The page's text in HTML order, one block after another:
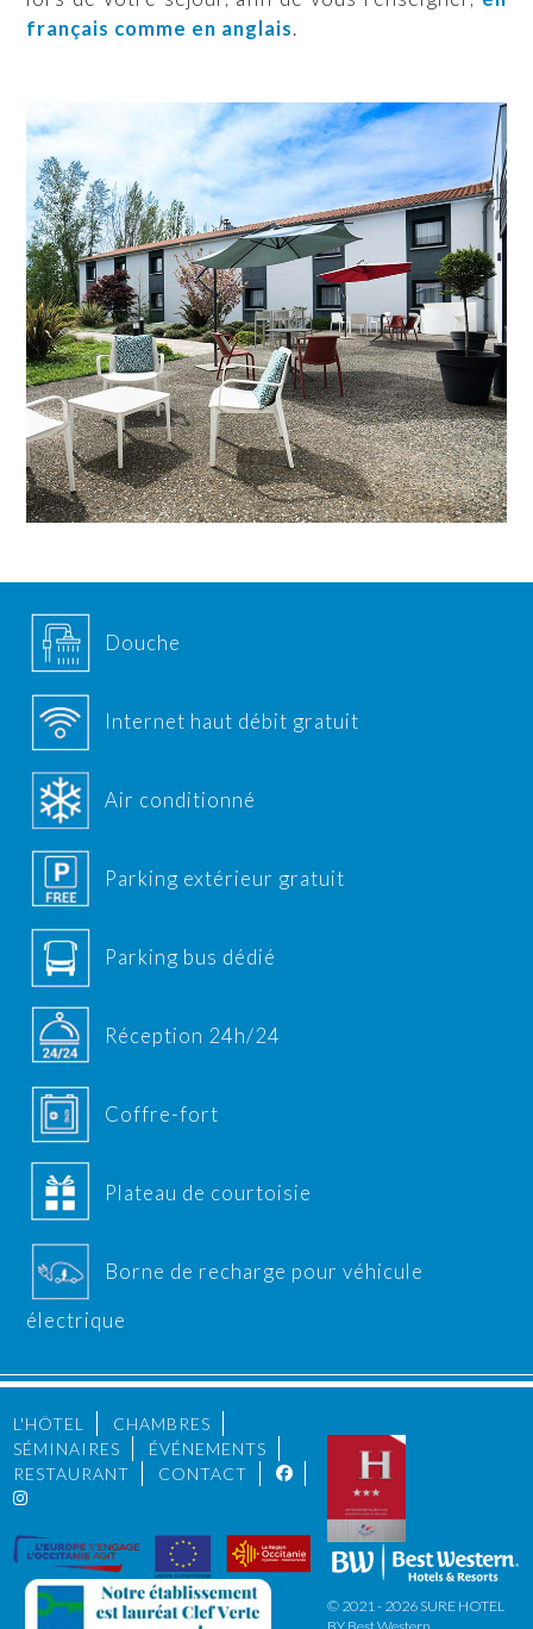
français comme en anglais.
Douche
Internet haut débit gratuit
Air conditionné
Parking extérieur gratuit
Parking bus dédié
Réception 24h/24
Coffre-fort
Plateau de courtoisie
Borne de recharge pour véhicule
électrique
L'HÔTEL
CHAMBRES
SÉMINAIRES
ÉVÉNEMENTS
RESTAURANT
CONTACT
© 2021 - 2026 SURE HOTEL